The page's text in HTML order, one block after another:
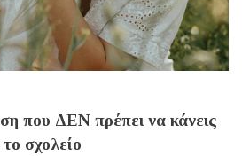
που ΔΕΝ πρέπει να κάνεις
σχολείο